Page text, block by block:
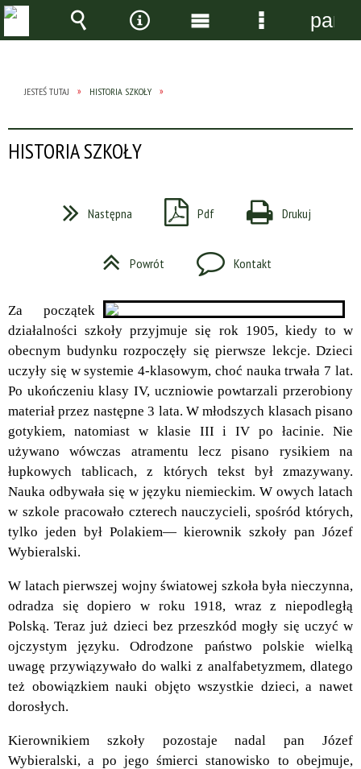
JESTEŚ TUTAJ HISTORIA SZKOŁY
HISTORIA SZKOŁY
Następna Pdf Drukuj
Powrót Kontakt
Za początek
działalności szkoły przyjmuje się rok 1905, kiedy to w
obecnym budynku rozpoczęły się pierwsze lekcje. Dzieci
uczyły się w systemie 4-klasowym, choć nauka trwała 7 lat.
Po ukończeniu klasy IV, uczniowie powtarzali przerobiony
materiał przez następne 3 lata. W młodszych klasach pisano
gotykiem, natomiast w klasie III i IV po łacinie. Nie
używano wówczas atramentu lecz pisano rysikiem na
łupkowych tablicach, z których tekst był zmazywany.
Nauka odbywała się w języku niemieckim. W owych latach
w szkole pracowało czterech nauczycieli, spośród których,
tylko jeden był Polakiem— kierownik szkoły pan Józef
Wybieralski.
W latach pierwszej wojny światowej szkoła była nieczynna,
odradza się dopiero w roku 1918, wraz z niepodległą
Polską. Teraz już dzieci bez przeszkód mogły się uczyć w
ojczystym języku. Odrodzone państwo polskie wielką
uwagę przywiązywało do walki z analfabetyzmem, dlatego
też obowiązkiem nauki objęto wszystkie dzieci, a nawet
dorosłych.
Kierownikiem szkoły pozostaje nadal pan Józef
Wybieralski, a po jego śmierci stanowisko to obejmuje,
Wyszukiwarka
Narzędzia
Menu Menu
panel